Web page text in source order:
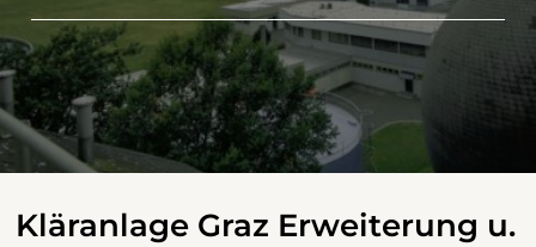
Kläranlage Graz Erweiterung u.